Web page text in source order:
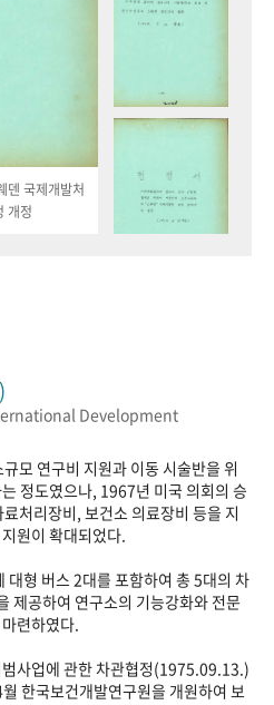
덴 국제개발처
개정
Development
모 연구비 지원과 이동 시술반을 위
정도였으나, 1967년 미국 의회의 승
처리장비, 보건소 의료장비 등을 지
원이 확대되었다.
형 버스 2대를 포함하여 총 5대의 차
제공하여 연구소의 기능강화와 전문
련하였다.
사업에 관한 차관협정(1975.09.13.)
한국보건개발연구원을 개원하여 보